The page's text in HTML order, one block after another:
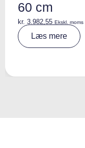
60 cm
kr. 3.982,55 Ekskl. moms
Læs mere
ti